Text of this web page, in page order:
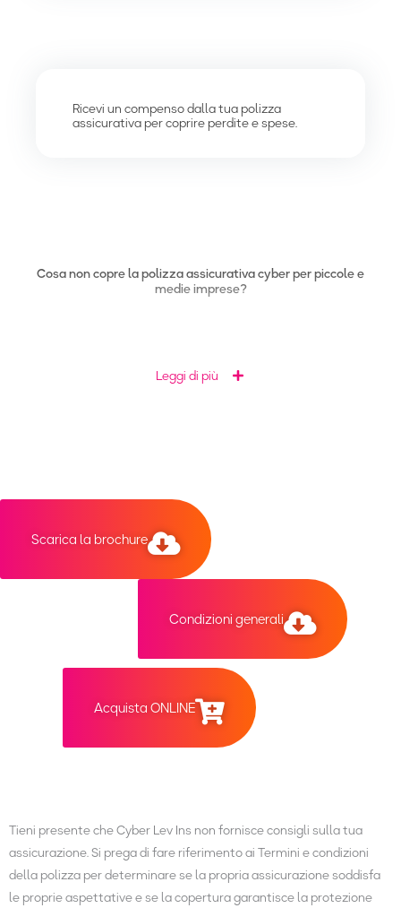
Ricevi un compenso dalla tua polizza
assicurativa per coprire perdite e spese.
Cosa non copre la polizza assicurativa cyber per piccole e
medie imprese?
Leggi di più
Scarica la brochure
Condizioni generali
Acquista ONLINE
Tieni presente che Cyber Lev Ins non fornisce consigli sulla tua
assicurazione. Si prega di fare riferimento ai Termini e condizioni
della polizza per determinare se la propria assicurazione soddisfa
le proprie aspettative e se la copertura garantisce la protezione